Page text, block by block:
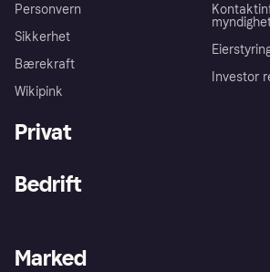
Personvern
Sikkerhet
Bærekraft
Wikipink
Investor
Privat
Utforsk butikker
Bedrift
Merchant portal
Marked